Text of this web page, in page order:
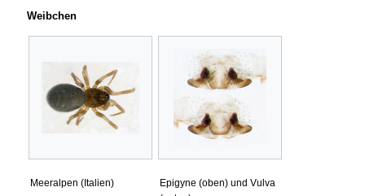
Weibchen
Meeralpen (Italien)
Epigyne (oben) und Vulva